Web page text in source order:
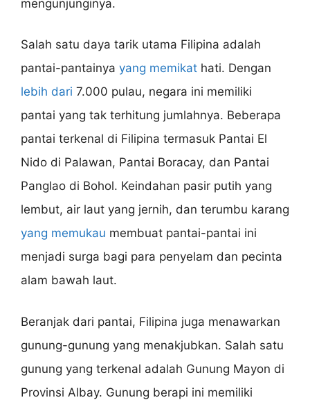
mengunjunginya.
Salah satu daya tarik utama Filipina adalah
pantai-pantainya yang memikat hati. Dengan
lebih dari 7.000 pulau, negara ini memiliki
pantai yang tak terhitung jumlahnya. Beberapa
pantai terkenal di Filipina termasuk Pantai El
Nido di Palawan, Pantai Boracay, dan Pantai
Panglao di Bohol. Keindahan pasir putih yang
lembut, air laut yang jernih, dan terumbu karang
yang memukau membuat pantai-pantai ini
menjadi surga bagi para penyelam dan pecinta
alam bawah laut.
Beranjak dari pantai, Filipina juga menawarkan
gunung-gunung yang menakjubkan. Salah satu
gunung yang terkenal adalah Gunung Mayon di
Provinsi Albay. Gunung berapi ini memiliki